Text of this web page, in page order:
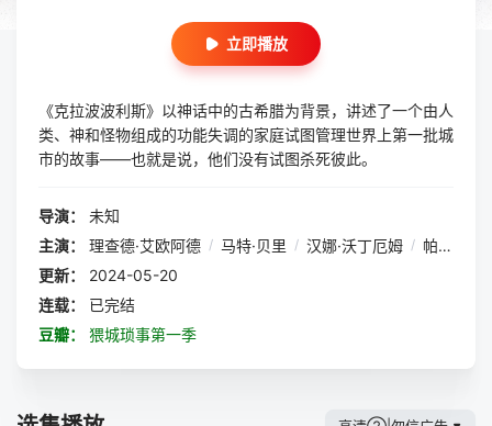
立即播放
《克拉波波利斯》以神话中的古希腊为背景，讲述了一个由人
类、神和怪物组成的功能失调的家庭试图管理世界上第一批城
市的故事——也就是说，他们没有试图杀死彼此。
导演：
未知
主演：
理查德·艾欧阿德 / 马特·贝里 / 汉娜·沃丁厄姆 / 帕姆·墨菲
更新：
2024-05-20
连载：
已完结
豆瓣：
猥城琐事第一季